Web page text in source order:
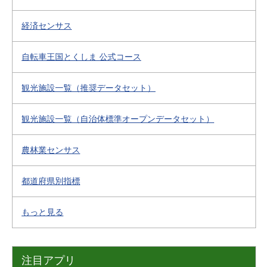
経済センサス
自転車王国とくしま 公式コース
観光施設一覧（推奨データセット）
観光施設一覧（自治体標準オープンデータセット）
農林業センサス
都道府県別指標
もっと見る
注目アプリ